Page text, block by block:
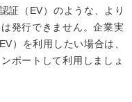
証（EV）のような、より
発行できません。企業実
）を利用したい場合は、
ポートして利用しましょ